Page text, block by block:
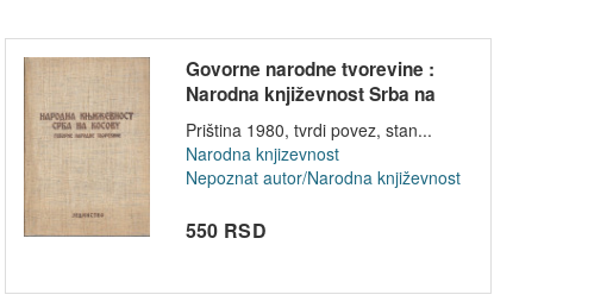
Govorne narodne tvorevine :
Narodna književnost Srba na
Koso...
Priština 1980, tvrdi povez, stan...
Narodna knjizevnost
Nepoznat autor/Narodna književnost
550 RSD